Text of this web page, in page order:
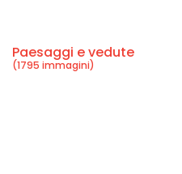
Paesaggi e vedute
(1795 immagini)